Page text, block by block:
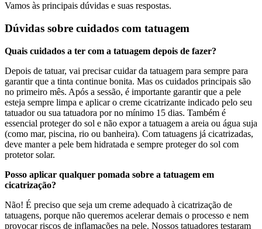
Vamos às principais dúvidas e suas respostas.
Dúvidas sobre cuidados com tatuagem
Quais cuidados a ter com a tatuagem depois de fazer?
Depois de tatuar, vai precisar cuidar da tatuagem para sempre para
garantir que a tinta continue bonita. Mas os cuidados principais são
no primeiro mês. Após a sessão, é importante garantir que a pele
esteja sempre limpa e aplicar o creme cicatrizante indicado pelo seu
tatuador ou sua tatuadora por no mínimo 15 dias. Também é
essencial proteger do sol e não expor a tatuagem a areia ou água suja
(como mar, piscina, rio ou banheira). Com tatuagens já cicatrizadas,
deve manter a pele bem hidratada e sempre proteger do sol com
protetor solar.
Posso aplicar qualquer pomada sobre a tatuagem em
cicatrização?
Não! É preciso que seja um creme adequado à cicatrização de
tatuagens, porque não queremos acelerar demais o processo e nem
provocar riscos de inflamações na pele. Nossos tatuadores testaram